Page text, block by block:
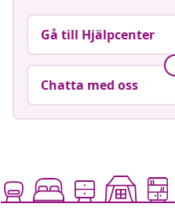
Gå till Hjälpcenter
Chatta med oss